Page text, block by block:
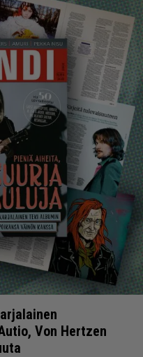
Von Hertzen